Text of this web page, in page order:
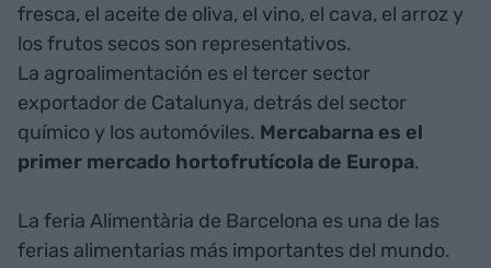
fresca, el aceite de oliva, el vino, el cava, el arroz y
los frutos secos son representativos.
La agroalimentación es el tercer sector
exportador de Catalunya, detrás del sector
químico y los automóviles. Mercabarna es el
primer mercado hortofrutícola de Europa.
La feria Alimentària de Barcelona es una de las
ferias alimentarias más importantes del mundo.